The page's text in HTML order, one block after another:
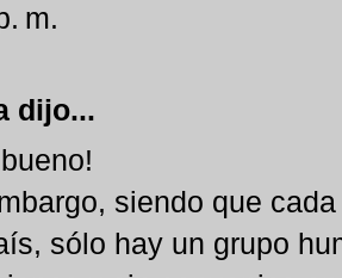
m.
dijo...
siendo que
sólo hay un grupo